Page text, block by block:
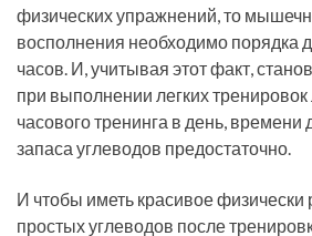
физических упражнений, то
восполнения необходимо порядка
часов. И, учитывая этот факт,
при выполнении легких
часового тренинга в день, времени
запаса углеводов предостаточно.
И чтобы иметь красивое физически
простых углеводов после